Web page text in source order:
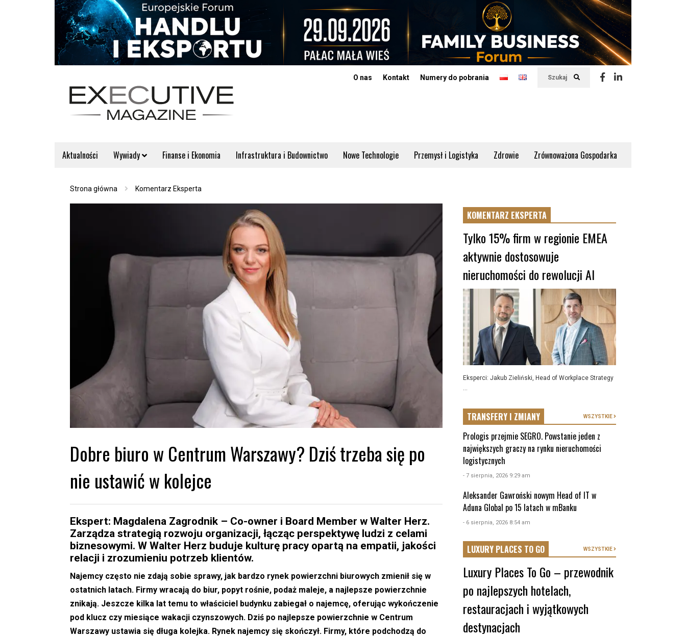
Szukaj
O nas Kontakt Numery do pobrania
Aktualności Wywiady Finanse i Ekonomia Infrastruktura i Budownictwo Nowe Technologie Przemysł i Logistyka Zdrowie Zrównoważona Gospodarka
Strona główna Komentarz Eksperta
Dobre biuro w Centrum Warszawy? Dziś trzeba się po
nie ustawić w kolejce
Ekspert: Magdalena Zagrodnik – Co-owner i Board Member w Walter Herz.
Zarządza strategią rozwoju organizacji, łącząc perspektywę ludzi z celami
biznesowymi. W Walter Herz buduje kulturę pracy opartą na empatii, jakości
relacji i zrozumieniu potrzeb klientów.
Najemcy często nie zdają sobie sprawy, jak bardzo rynek powierzchni biurowych zmienił się w
ostatnich latach. Firmy wracają do biur, popyt rośnie, podaż maleje, a najlepsze powierzchnie
znikają. Jeszcze kilka lat temu to właściciel budynku zabiegał o najemcę, oferując wykończenie
pod klucz czy miesiące wakacji czynszowych. Dziś po najlepsze powierzchnie w Centrum
Warszawy ustawia się długa kolejka. Rynek najemcy się skończył. Firmy, które podchodzą do
KOMENTARZ EKSPERTA
Tylko 15% firm w regionie EMEA
aktywnie dostosowuje
nieruchomości do rewolucji AI
Eksperci: Jakub Zieliński, Head of Workplace Strategy
...
TRANSFERY I ZMIANY WSZYSTKIE
Prologis przejmie SEGRO. Powstanie jeden z
największych graczy na rynku nieruchomości
logistycznych
- 7 sierpnia, 2026 9:29 am
Aleksander Gawroński nowym Head of IT w
Aduna Global po 15 latach w mBanku
- 6 sierpnia, 2026 8:54 am
LUXURY PLACES TO GO WSZYSTKIE
Luxury Places To Go – przewodnik
po najlepszych hotelach,
restauracjach i wyjątkowych
destynacjach